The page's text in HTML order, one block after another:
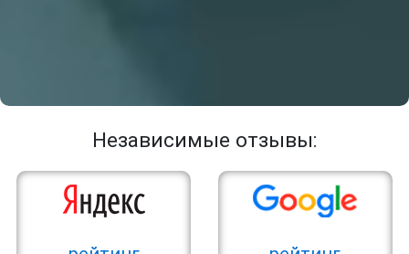
Независимые отзывы: